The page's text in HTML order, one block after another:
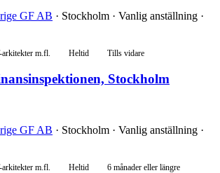
GF AB · Stockholm · Vanlig anställning ·
m.fl. Heltid Tills vidare
Stockholm
GF AB · Stockholm · Vanlig anställning ·
m.fl. Heltid 6 månader eller längre